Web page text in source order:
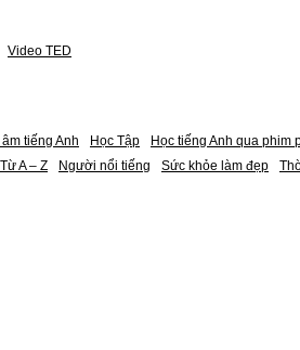
Video TED
tiếng Anh Học Tập Học tiếng Anh qua phim
A – Z Người nổi tiếng Sức khỏe làm đẹp